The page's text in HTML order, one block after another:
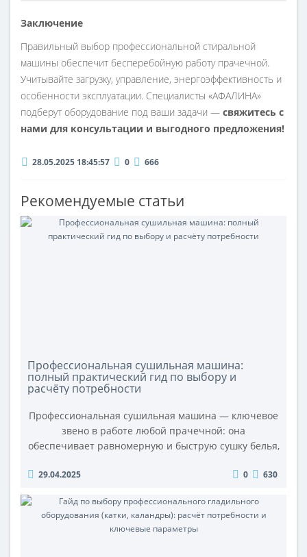
Заключение
Правильный выбор профессиональной стиральной
машины обеспечит бесперебойную работу прачечной.
Учитывайте загрузку, управление, энергоэффективность и
особенности эксплуатации. Специалисты «АФАЛИНА»
подберут оборудование под ваши задачи — свяжитесь с
нами для консультации и выгодного предложения!
28.05.2025 18:45:57 0 666
Рекомендуемые статьи
Профессиональная сушильная машина:
полный практический гид по выбору и
расчёту потребности
Профессиональная сушильная машина — ключевое
звено в работе любой прачечной: она
обеспечивает равномерную и быструю сушку белья,
дальнейшей обработке (глажке на катке, упаковке).
исчерпывающие рекомендации по выбору
оптимальной модели (тип нагрева, контроль
влажности, реверс барабана, энергоэффективность
29.04.2025 0 630